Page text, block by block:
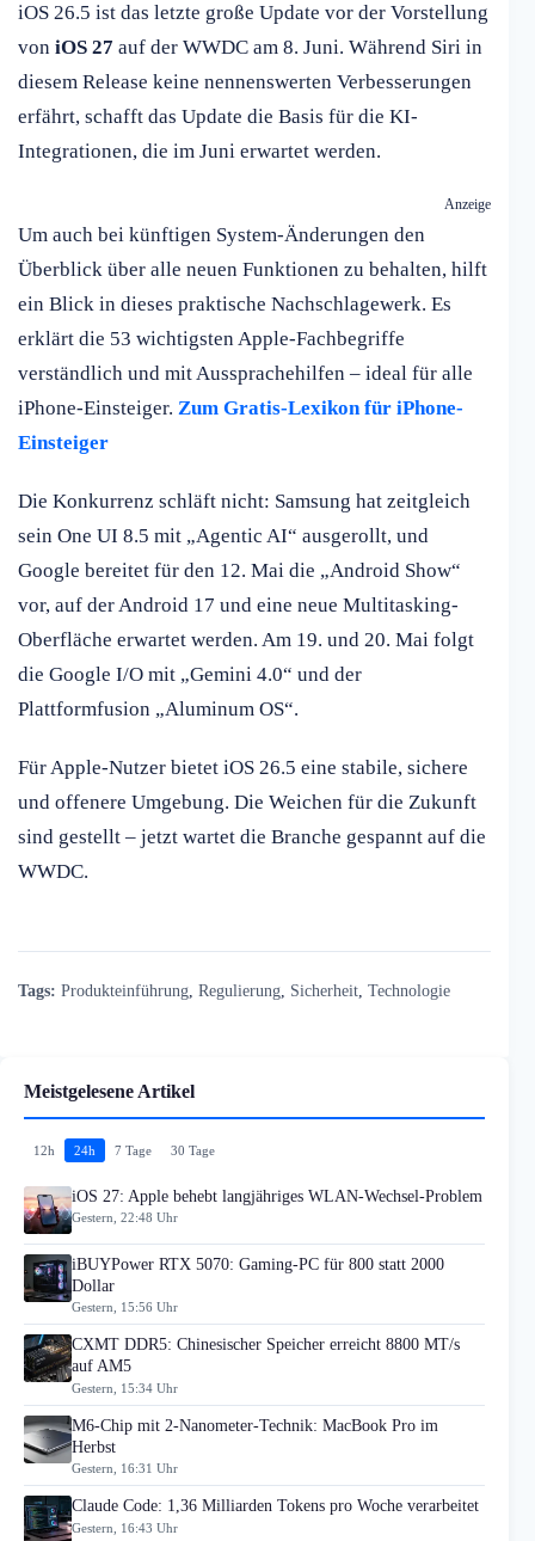
iOS 26.5 ist das letzte große Update vor der Vorstellung
von iOS 27 auf der WWDC am 8. Juni. Während Siri in
diesem Release keine nennenswerten Verbesserungen
erfährt, schafft das Update die Basis für die KI-
Integrationen, die im Juni erwartet werden.
Anzeige
Um auch bei künftigen System-Änderungen den
Überblick über alle neuen Funktionen zu behalten, hilft
ein Blick in dieses praktische Nachschlagewerk. Es
erklärt die 53 wichtigsten Apple-Fachbegriffe
verständlich und mit Aussprachehilfen – ideal für alle
iPhone-Einsteiger. Zum Gratis-Lexikon für iPhone-
Einsteiger
Die Konkurrenz schläft nicht: Samsung hat zeitgleich
sein One UI 8.5 mit „Agentic AI“ ausgerollt, und
Google bereitet für den 12. Mai die „Android Show“
vor, auf der Android 17 und eine neue Multitasking-
Oberfläche erwartet werden. Am 19. und 20. Mai folgt
die Google I/O mit „Gemini 4.0“ und der
Plattformfusion „Aluminum OS“.
Für Apple-Nutzer bietet iOS 26.5 eine stabile, sichere
und offenere Umgebung. Die Weichen für die Zukunft
sind gestellt – jetzt wartet die Branche gespannt auf die
WWDC.
Tags: Produkteinführung Regulierung Sicherheit Technologie
Meistgelesene Artikel
12h 24h 7 Tage 30 Tage
iOS 27: Apple behebt langjähriges WLAN-Wechsel-Problem
Gestern, 22:48 Uhr
iBUYPower RTX 5070: Gaming-PC für 800 statt 2000
Dollar
Gestern, 15:56 Uhr
CXMT DDR5: Chinesischer Speicher erreicht 8800 MT/s
auf AM5
Gestern, 15:34 Uhr
M6-Chip mit 2-Nanometer-Technik: MacBook Pro im
Herbst
Gestern, 16:31 Uhr
Claude Code: 1,36 Milliarden Tokens pro Woche verarbeitet
Gestern, 16:43 Uhr